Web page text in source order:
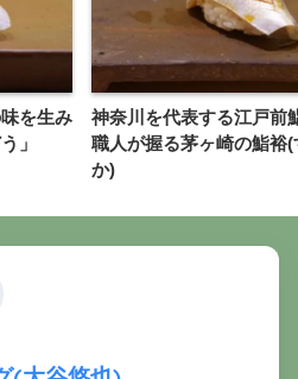
を生み
」
神奈川を代表する江戸前
職人が握る茅ヶ崎の鮨裕(
か)